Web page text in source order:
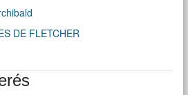
DE FLETCHER